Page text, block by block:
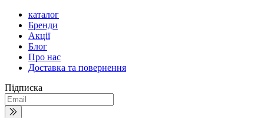
каталог
Бренди
Акції
Блог
Про нас
Доставка та повернення
Підписка